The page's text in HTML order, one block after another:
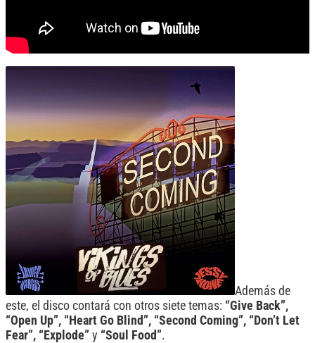
Además de
este, el disco contará con otros siete temas: “Give Back”,
“Open Up”, “Heart Go Blind”, “Second Coming”, “Don’t Let
Fear”, “Explode” y “Soul Food”.